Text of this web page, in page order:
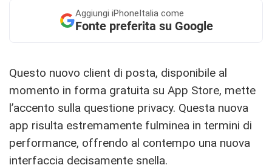
Aggiungi iPhoneItalia come
Fonte preferita su Google
Questo nuovo client di posta, disponibile al
momento in forma gratuita su App Store, mette
l’accento sulla questione privacy. Questa nuova
app risulta estremamente fulminea in termini di
performance, offrendo al contempo una nuova
interfaccia decisamente snella.